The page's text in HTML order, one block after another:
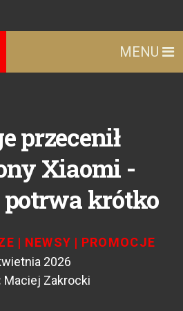
MENU
przecenił
Xiaomi -
potrwa krótko
| NEWSY | PROMOCJE
2026
Maciej Zakrocki